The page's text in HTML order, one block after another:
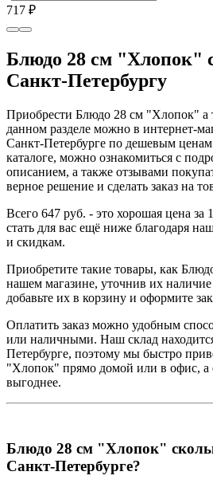
717 ₽
Блюдо 28 см "Хлопок"
Санкт-Петербургу
Приобрести Блюдо 28 см "Хлопок" а
данном разделе можно в интернет-
Санкт-Петербурге по дешевым
каталоге, можно ознакомиться с
описанием, а также отзывами
верное решение и сделать заказ на
Всего 647 руб. - это хорошая цена
стать для вас ещё ниже благодаря
и скидкам.
Приобретите такие товары, как
нашем магазине, уточнив их
добавьте их в корзину и оформите
Оплатить заказ можно удобным
или наличными. Наш склад
Петербурге, поэтому мы быстро
"Хлопок" прямо домой или в офис, а
выгоднее.
Блюдо 28 см "Хлопок"
Санкт-Петербурге?